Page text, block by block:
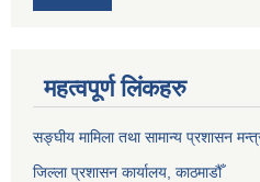
महत्वपूर्ण लिंकहरु
सङ्‍घीय मामिला तथा सामान्य प्रशासन
जिल्ला प्रशासन कार्यालय, काठमाडौँ